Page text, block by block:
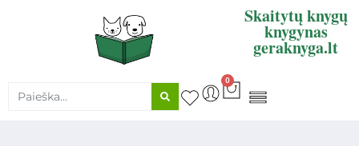
Skaitytų knygų
knygynas
geraknyga.lt
0